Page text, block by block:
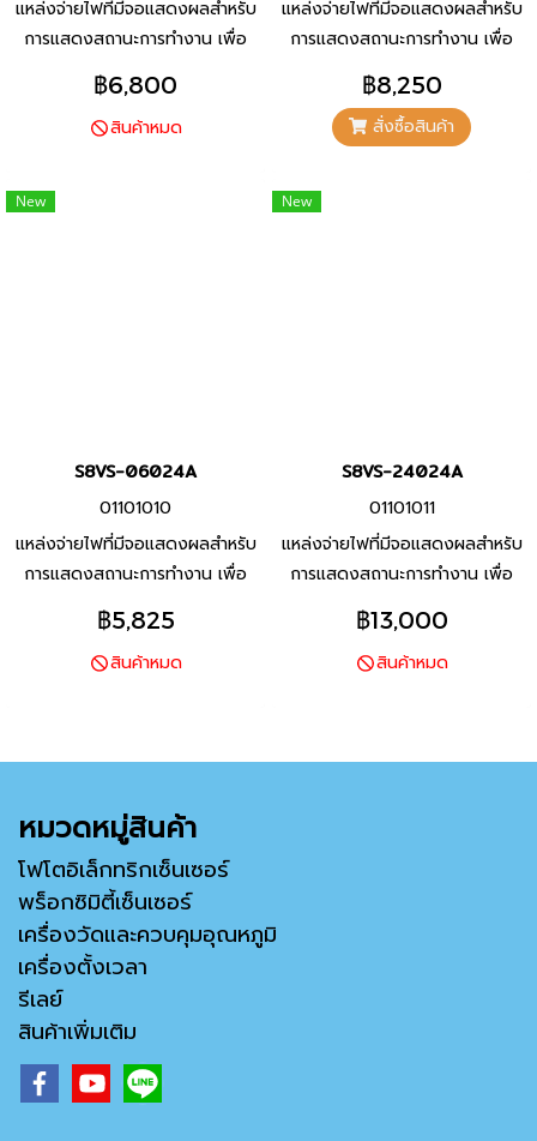
แหล่งจ่ายไฟที่มีจอแสดงผลสำหรับ
การแสดงสถานะการทำงาน เพื่อ
ประสิทธิภาพการบำรุงรักษาที่ดียิ่ง
ขึ้น
฿6,800
สินค้าหมด
แหล่งจ่ายไฟที่มีจอแสดงผลสำหรับ
การแสดงสถานะการทำงาน เพื่อ
ประสิทธิภาพการบำรุงรักษาที่ดียิ่ง
ขึ้น
฿8,250
สั่งซื้อสินค้า
New
S8VS-06024A
01101010
แหล่งจ่ายไฟที่มีจอแสดงผลสำหรับ
การแสดงสถานะการทำงาน เพื่อ
ประสิทธิภาพการบำรุงรักษาที่ดียิ่ง
ขึ้น
฿5,825
สินค้าหมด
New
S8VS-24024A
01101011
แหล่งจ่ายไฟที่มีจอแสดงผลสำหรับ
การแสดงสถานะการทำงาน เพื่อ
ประสิทธิภาพการบำรุงรักษาที่ดียิ่ง
ขึ้น
฿13,000
สินค้าหมด
หมวดหมู่สินค้า
โฟโตอิเล็กทริกเซ็นเซอร์
พร็อกซิมิตี้เซ็นเซอร์
เครื่องวัดและควบคุมอุณหภูมิ
เครื่องตั้งเวลา
รีเลย์
สินค้าเพิ่มเติม